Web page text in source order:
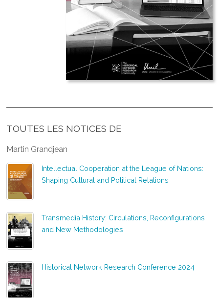
TOUTES LES NOTICES DE
Martin Grandjean
Intellectual Cooperation at the League of Nations:
Shaping Cultural and Political Relations
Transmedia History: Circulations, Reconfigurations
and New Methodologies
Historical Network Research Conference 2024